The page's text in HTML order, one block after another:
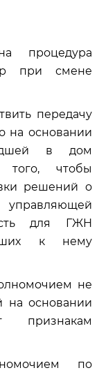
процедура
при смене
передачу
на основании
в дом
чтобы
решений о
для ГЖН
к нему
не
на основании
признакам
по